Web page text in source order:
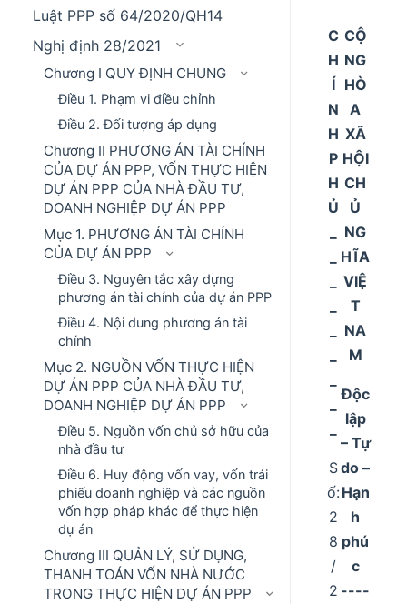
Luật PPP số 64/2020/QH14
Nghị định 28/2021
Chương I QUY ĐỊNH CHUNG
Điều 1. Phạm vi điều chỉnh
Điều 2. Đối tượng áp dụng
Chương II PHƯƠNG ÁN TÀI CHÍNH
CỦA DỰ ÁN PPP, VỐN THỰC HIỆN
DỰ ÁN PPP CỦA NHÀ ĐẦU TƯ,
DOANH NGHIỆP DỰ ÁN PPP
Mục 1. PHƯƠNG ÁN TÀI CHÍNH
CỦA DỰ ÁN PPP
Điều 3. Nguyên tắc xây dựng
phương án tài chính của dự án PPP
Điều 4. Nội dung phương án tài
chính
Mục 2. NGUỒN VỐN THỰC HIỆN
DỰ ÁN PPP CỦA NHÀ ĐẦU TƯ,
DOANH NGHIỆP DỰ ÁN PPP
Điều 5. Nguồn vốn chủ sở hữu của
nhà đầu tư
Điều 6. Huy động vốn vay, vốn trái
phiếu doanh nghiệp và các nguồn
vốn hợp pháp khác để thực hiện
dự án
Chương III QUẢN LÝ, SỬ DỤNG,
THANH TOÁN VỐN NHÀ NƯỚC
TRONG THỰC HIỆN DỰ ÁN PPP
C
H
Í
N
H
P
H
Ủ
S
ố:
2
8
/
2
CỘ
NG
HÒ
A
XÃ
HỘI
CH
Ủ
NG
HĨA
VIỆ
T
NA
M
Độc
lập
– Tự
do –
Hạn
h
phú
c
----